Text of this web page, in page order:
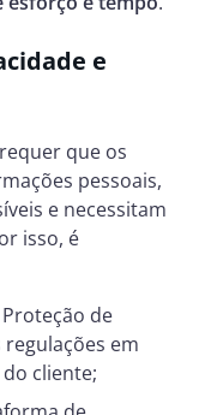
e
requer que os
pessoais,
e necessitam
isso, é
de
regulações em
cliente;